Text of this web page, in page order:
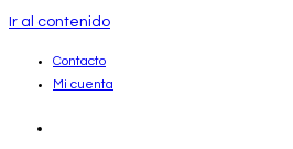
Ir al contenido
Contacto
Mi cuenta